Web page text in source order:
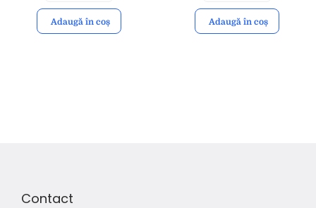
Adaugă în coș Adaugă în coș
Contact